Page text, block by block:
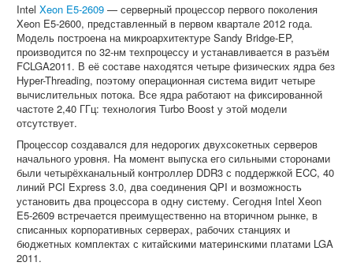
Intel Xeon E5-2609 — серверный процессор первого поколения
Xeon E5-2600, представленный в первом квартале 2012 года.
Модель построена на микроархитектуре Sandy Bridge-EP,
производится по 32-нм техпроцессу и устанавливается в разъём
FCLGA2011. В её составе находятся четыре физических ядра без
Hyper-Threading, поэтому операционная система видит четыре
вычислительных потока. Все ядра работают на фиксированной
частоте 2,40 ГГц: технология Turbo Boost у этой модели
отсутствует.
Процессор создавался для недорогих двухсокетных серверов
начального уровня. На момент выпуска его сильными сторонами
были четырёхканальный контроллер DDR3 с поддержкой ECC, 40
линий PCI Express 3.0, два соединения QPI и возможность
установить два процессора в одну систему. Сегодня Intel Xeon
E5-2609 встречается преимущественно на вторичном рынке, в
списанных корпоративных серверах, рабочих станциях и
бюджетных комплектах с китайскими материнскими платами LGA
2011.